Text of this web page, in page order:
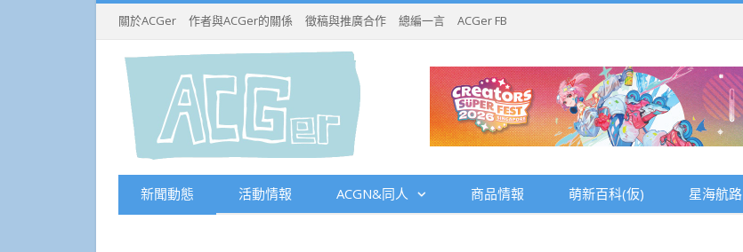
關於ACGer 作者與ACGer的關係 徵稿與推廣合作 總編一言 ACGer FB
新聞動態 活動情報 ACGN&同人 商品情報 萌新百科(仮) 星海航路